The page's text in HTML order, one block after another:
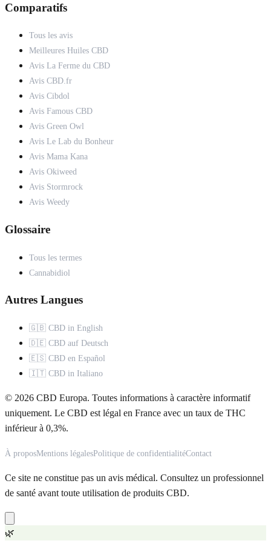
Comparatifs
Tous les avis
Meilleures Huiles CBD
Avis La Ferme du CBD
Avis CBD.fr
Avis Cibdol
Avis Famous CBD
Avis Green Owl
Avis Le Lab du Bonheur
Avis Mama Kana
Avis Okiweed
Avis Stormrock
Avis Weedy
Glossaire
Tous les termes
Cannabidiol
Autres Langues
🇬🇧 CBD in English
🇩🇪 CBD auf Deutsch
🇪🇸 CBD en Español
🇮🇹 CBD in Italiano
© 2026 CBD Europa. Toutes informations à caractère informatif
uniquement. Le CBD est légal en France avec un taux de THC
inférieur à 0,3%.
À proposMentions légalesPolitique de confidentialitéContact
Ce site ne constitue pas un avis médical. Consultez un professionnel
de santé avant toute utilisation de produits CBD.
🌿